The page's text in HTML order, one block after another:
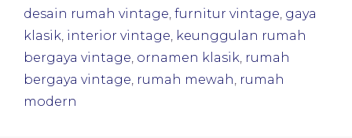
desain rumah vintage furnitur vintage gaya
klasik interior vintage keunggulan rumah
bergaya vintage ornamen klasik rumah
bergaya vintage rumah mewah rumah
modern